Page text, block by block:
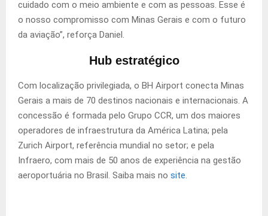
cuidado com o meio ambiente e com as pessoas. Esse é
o nosso compromisso com Minas Gerais e com o futuro
da aviação”, reforça Daniel.
Hub estratégico
Com localização privilegiada, o BH Airport conecta Minas
Gerais a mais de 70 destinos nacionais e internacionais. A
concessão é formada pelo Grupo CCR, um dos maiores
operadores de infraestrutura da América Latina; pela
Zurich Airport, referência mundial no setor; e pela
Infraero, com mais de 50 anos de experiência na gestão
aeroportuária no Brasil. Saiba mais no site.